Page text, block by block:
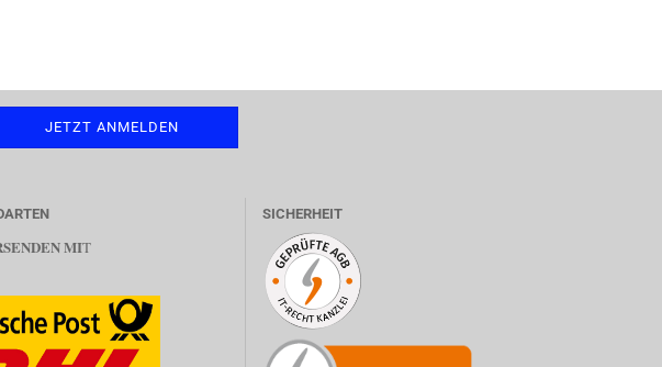
MIT
SICHERHEIT